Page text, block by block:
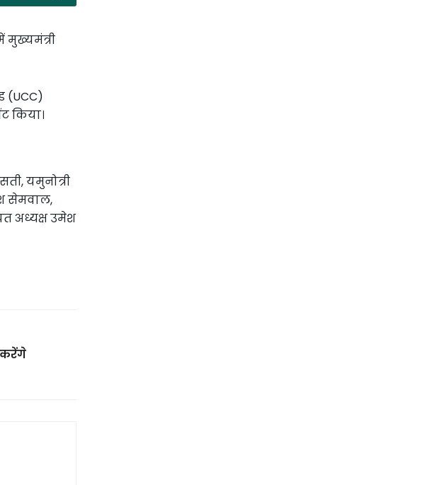
मुख्यमंत्री
(UCC)
किया।
यमुनोत्री
सेमवाल,
अध्यक्ष उमेश
करेंगे